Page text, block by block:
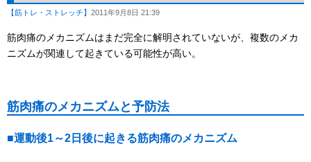
【筋トレ・ストレッチ】 2011年9月8日 21:39
筋肉痛のメカニズムはまだ完全に解明されていないが、複数のメカ
ニズムが関連して起きている可能性が高い。
筋肉痛のメカニズムと予防法
■運動後1～2日後に起きる筋肉痛のメカニズム